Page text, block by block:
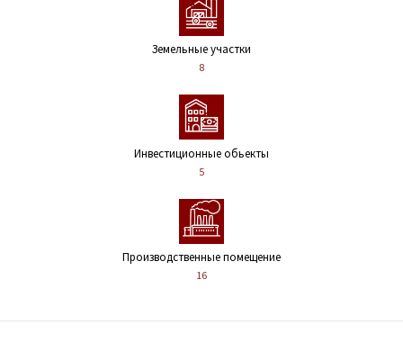
Земельные участки
8
Инвестиционные обьекты
5
Производственные помещение
16